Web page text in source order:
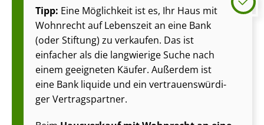
Tipp: Eine Möglichkeit ist es, Ihr Haus mit
Wohnrecht auf Lebenszeit an eine Bank
(oder Stiftung) zu verkaufen. Das ist
einfacher als die langwierige Suche nach
einem geeigneten Käufer. Außerdem ist
eine Bank liquide und ein ver­trau­ens­wür­di­
ger Vertragspartner.